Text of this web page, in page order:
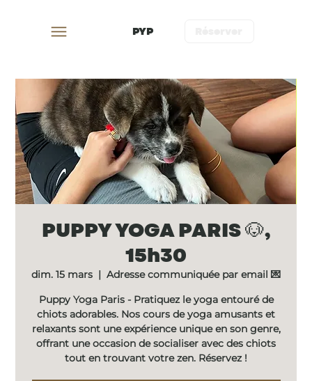
PYP
PUPPY YOGA PARIS 🐶,
15h30
dim. 15 mars
  |
Adresse communiquée par email 💌
Puppy Yoga Paris - Pratiquez le yoga entouré de
chiots adorables. Nos cours de yoga amusants et
relaxants sont une expérience unique en son genre,
offrant une occasion de socialiser avec des chiots
tout en trouvant votre zen. Réservez !